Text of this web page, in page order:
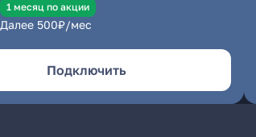
1 месяц по акции
Далее 500₽/мес
Подключить